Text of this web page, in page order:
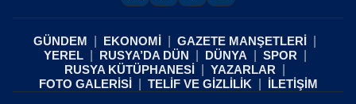
GÜNDEM EKONOMİ
GAZETE MANŞETLERİ
YEREL
RUSYA’DA DÜN DÜNYA
SPOR
RUSYA KÜTÜPHANESİ
YAZARLAR
FOTO GALERİSİ
TELİF VE GİZLİLİK İLETİŞİM